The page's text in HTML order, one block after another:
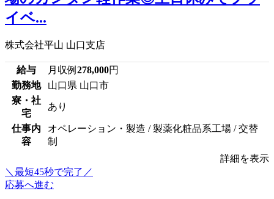
イベ...
株式会社平山 山口支店
給与 月収例 278,000円
勤務地
山口県 山口市
寮・社
宅
あり
仕事内
容
オペレーション・製造 / 製薬化粧品系工場 / 交替
制
詳細を表示
＼最短45秒で完了／
応募へ進む